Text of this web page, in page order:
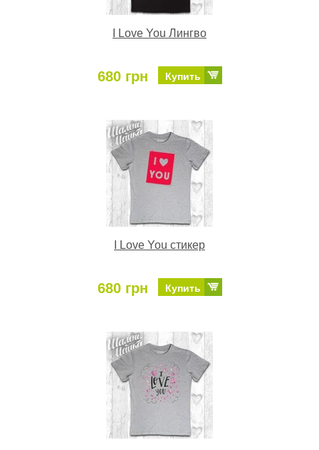
I Love You Лингво
680 грн Купить
I Love You стикер
680 грн Купить